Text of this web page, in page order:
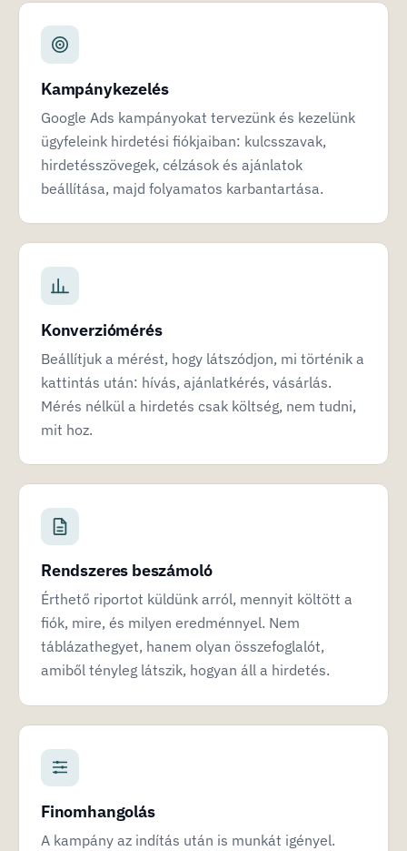
Kampánykezelés
Google Ads kampányokat tervezünk és kezelünk
ügyfeleink hirdetési fiókjaiban: kulcsszavak,
hirdetésszövegek, célzások és ajánlatok
beállítása, majd folyamatos karbantartása.
Konverziómérés
Beállítjuk a mérést, hogy látszódjon, mi történik a
kattintás után: hívás, ajánlatkérés, vásárlás.
Mérés nélkül a hirdetés csak költség, nem tudni,
mit hoz.
Rendszeres beszámoló
Érthető riportot küldünk arról, mennyit költött a
fiók, mire, és milyen eredménnyel. Nem
táblázathegyet, hanem olyan összefoglalót,
amiből tényleg látszik, hogyan áll a hirdetés.
Finomhangolás
A kampány az indítás után is munkát igényel.